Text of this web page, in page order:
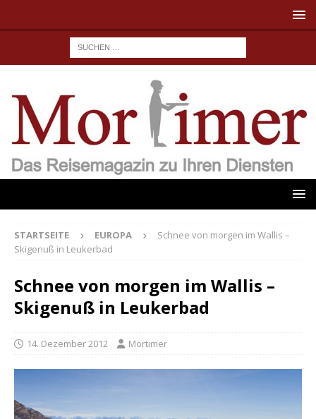
STARTSEITE EUROPA
Schnee von morgen im Wallis –
Skigenuß in Leukerbad
Schnee von morgen im Wallis –
Skigenuß in Leukerbad
14. Dezember 2012 Mortimer